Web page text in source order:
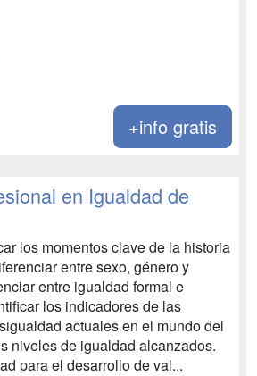
+info gratis
en Igualdad de
los momentos clave de la historia
entre sexo, género y
entre igualdad formal e
los indicadores de las
actuales en el mundo del
niveles de igualdad alcanzados.
para el desarrollo de val...